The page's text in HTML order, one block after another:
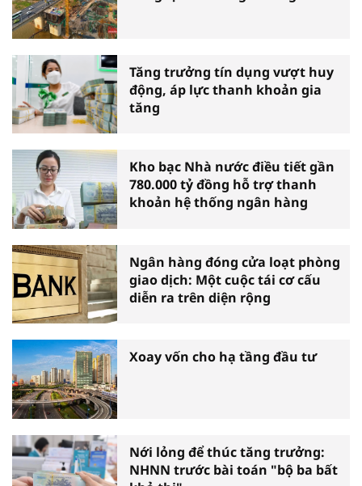
Tăng trưởng tín dụng vượt huy
động, áp lực thanh khoản gia
tăng
Kho bạc Nhà nước điều tiết gần
780.000 tỷ đồng hỗ trợ thanh
khoản hệ thống ngân hàng
Ngân hàng đóng cửa loạt phòng
giao dịch: Một cuộc tái cơ cấu
diễn ra trên diện rộng
Xoay vốn cho hạ tầng đầu tư
Nới lỏng để thúc tăng trưởng:
NHNN trước bài toán "bộ ba bất